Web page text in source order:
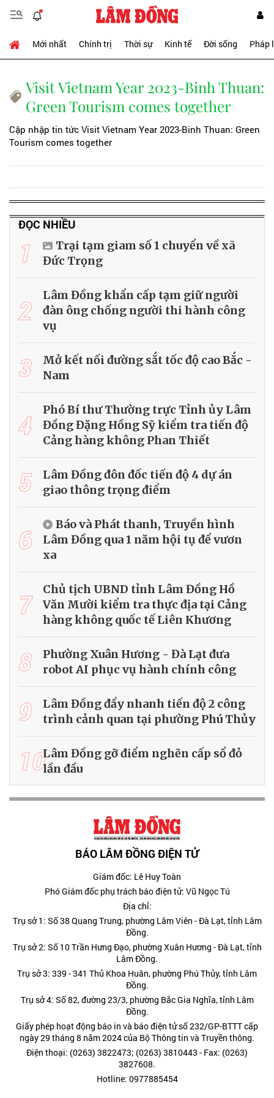
Mới nhất Chính trị Thời sự Kinh tế Đời sống Pháp
Visit Vietnam Year 2023-Binh Thuan:
Green Tourism comes together
Cập nhập tin tức Visit Vietnam Year 2023-Binh Thuan: Green
Tourism comes together
ĐỌC NHIỀU
1
Trại tạm giam số 1 chuyển về xã
Đức Trọng
2
Lâm Đồng khẩn cấp tạm giữ người
đàn ông chống người thi hành công
vụ
3
Mở kết nối đường sắt tốc độ cao Bắc -
Nam
4
Phó Bí thư Thường trực Tỉnh ủy Lâm
Đồng Đặng Hồng Sỹ kiểm tra tiến độ
Cảng hàng không Phan Thiết
5
Lâm Đồng đôn đốc tiến độ 4 dự án
giao thông trọng điểm
6
Báo và Phát thanh, Truyền hình
Lâm Đồng qua 1 năm hội tụ để vươn
xa
7
Chủ tịch UBND tỉnh Lâm Đồng Hồ
Văn Mười kiểm tra thực địa tại Cảng
hàng không quốc tế Liên Khương
8
Phường Xuân Hương - Đà Lạt đưa
robot AI phục vụ hành chính công
9
Lâm Đồng đẩy nhanh tiến độ 2 công
trình cảnh quan tại phường Phú Thủy
10Lâm Đồng gỡ điểm nghẽn cấp sổ đỏ
lần đầu
BÁO LÂM ĐỒNG ĐIỆN TỬ
Giám đốc: Lê Huy Toàn
Phó Giám đốc phụ trách báo điện tử: Vũ Ngọc Tú
Địa chỉ:
Trụ sở 1: Số 38 Quang Trung, phường Lâm Viên - Đà Lạt, tỉnh Lâm
Đồng.
Trụ sở 2: Số 10 Trần Hưng Đạo, phường Xuân Hương - Đà Lạt, tỉnh
Lâm Đồng.
Trụ sở 3: 339 - 341 Thủ Khoa Huân, phường Phú Thủy, tỉnh Lâm
Đồng.
Trụ sở 4: Số 82, đường 23/3, phường Bắc Gia Nghĩa, tỉnh Lâm
Đồng.
Giấy phép hoạt động báo in và báo điện tử số 232/GP-BTTT cấp
ngày 29 tháng 8 năm 2024 của Bộ Thông tin và Truyền thông.
Điện thoại: (0263) 3822473; (0263) 3810443 - Fax: (0263)
3827608.
Hotline: 0977885454